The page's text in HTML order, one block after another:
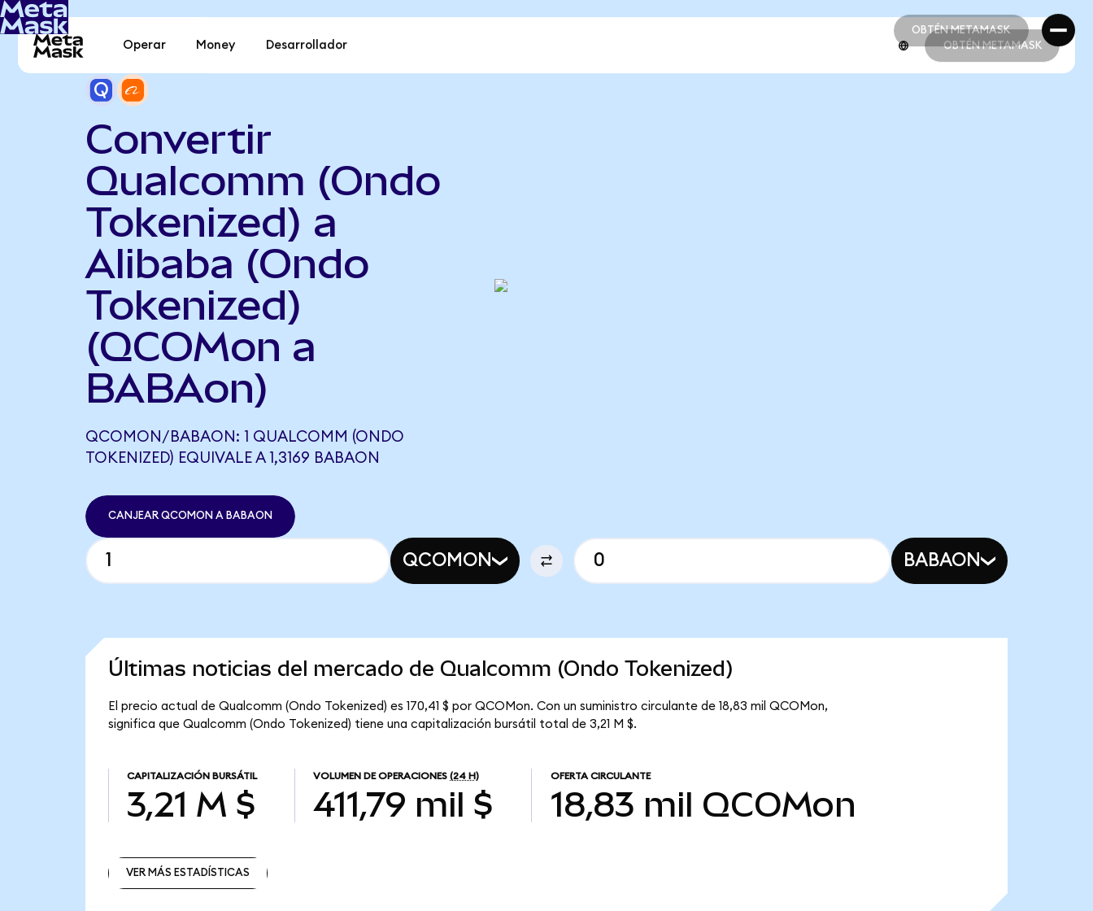
OBTÉN METAMASK
OBTÉN METAMASK
Operar Money Desarrollador OBTÉN METAMASK
Convertir
Qualcomm (Ondo
Tokenized) a
Alibaba (Ondo
Tokenized)
(QCOMon a
BABAon)
QCOMON/BABAON: 1 QUALCOMM (ONDO
TOKENIZED) EQUIVALE A 1,3169 BABAON
CANJEAR QCOMON A BABAON
QCOMON BABAON
Últimas noticias del mercado de Qualcomm (Ondo Tokenized)
El precio actual de Qualcomm (Ondo Tokenized) es 170,41 $ por QCOMon. Con un suministro circulante de 18,83 mil QCOMon,
significa que Qualcomm (Ondo Tokenized) tiene una capitalización bursátil total de 3,21 M $.
CAPITALIZACIÓN BURSÁTIL
3,21 M $
VOLUMEN DE OPERACIONES (24 H)
411,79 mil $
OFERTA CIRCULANTE
18,83 mil QCOMon
VER MÁS ESTADÍSTICAS